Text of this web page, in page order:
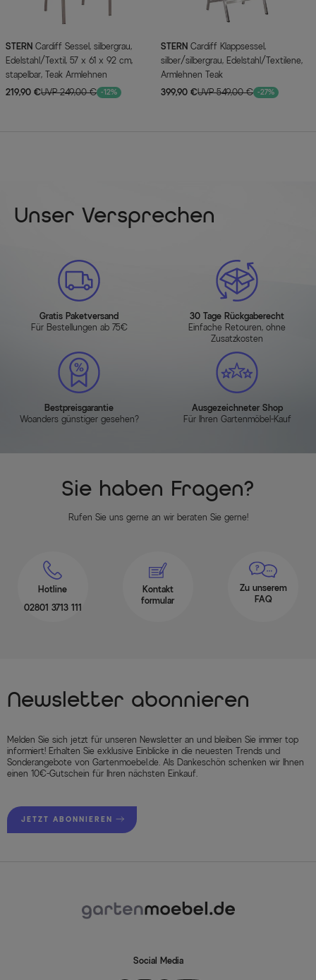
STERN
Edelstahl/Textil, 57 x 61 x 92 cm,
stapelbar, Teak Armlehnen
219,90 €UVP 249,00 € -12%
STERN
silber/silbergrau, Edelstahl/Textilene,
Armlehnen Teak
399,90 €UVP 549,00 € -27%
Unser Versprechen
Gratis Paketversand
Für Bestellungen ab 75€
30 Tage Rückgaberecht
Einfache Retouren, ohne
Zusatzkosten
Bestpreisgarantie
Woanders günstiger gesehen?
Ausgezeichneter Shop
Für Ihren Gartenmöbel-Kauf
Sie haben Fragen?
Rufen Sie uns gerne an wir beraten Sie gerne!
Hotline
02801 3713 111
Kontakt
formular
Zu unserem
FAQ
Newsletter abonnieren
Melden Sie sich jetzt für unseren Newsletter an und bleiben Sie immer top
informiert! Erhalten Sie exklusive Einblicke in die neuesten Trends und
Sonderangebote von Gartenmoebel.de. Als Dankeschön schenken wir Ihnen
einen 10€-Gutschein für Ihren nächsten Einkauf.
JETZT ABONNIEREN
Social Media